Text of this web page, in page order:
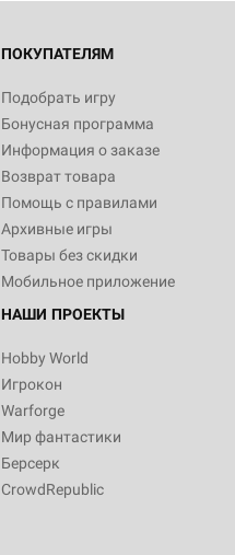
ПОКУПАТЕЛЯМ
Подобрать игру
Бонусная программа
Информация о заказе
Возврат товара
Помощь с правилами
Архивные игры
Товары без скидки
Мобильное приложение
НАШИ ПРОЕКТЫ
Hobby World
Игрокон
Warforge
Мир фантастики
Берсерк
CrowdRepublic